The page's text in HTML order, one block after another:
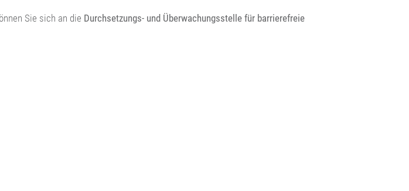
Sie sich an die Durchsetzungs- und Überwachungsstelle für barrierefreie